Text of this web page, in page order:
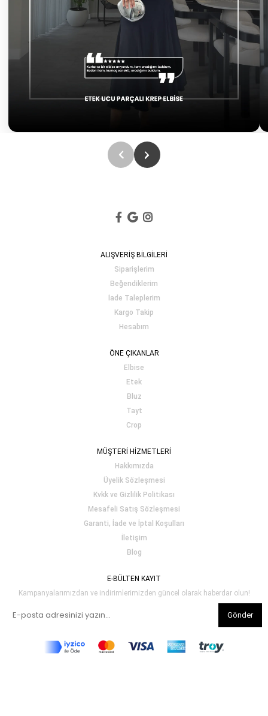
ALIŞVERİŞ BİLGİLERİ
Siparişlerim
Beğendiklerim
İade Taleplerim
Kargo Takip
Hesabım
ÖNE ÇIKANLAR
Elbise
Etek
Bluz
Tayt
Crop
MÜŞTERİ HİZMETLERİ
Hakkımızda
Üyelik Sözleşmesi
Kvkk ve Gizlilik Politikası
Mesafeli Satış Sözleşmesi
Garanti, İade ve İptal Koşulları
İletişim
Blog
E-BÜLTEN KAYIT
Kampanyalarımızdan ve indirimlerimizden güncel olarak haberdar olun!
Gönder